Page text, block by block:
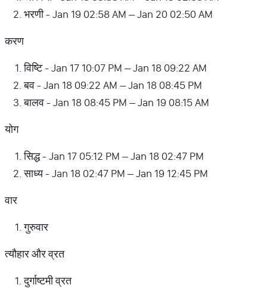
भरणी - Jan 19 02:58 AM – Jan 20 02:50 AM
करण
विष्टि - Jan 17 10:07 PM – Jan 18 09:22 AM
बव - Jan 18 09:22 AM – Jan 18 08:45 PM
बालव - Jan 18 08:45 PM – Jan 19 08:15 AM
योग
सिद्ध - Jan 17 05:12 PM – Jan 18 02:47 PM
साध्य - Jan 18 02:47 PM – Jan 19 12:45 PM
वार
गुरुवार
त्यौहार और व्रत
दुर्गाष्टमी व्रत